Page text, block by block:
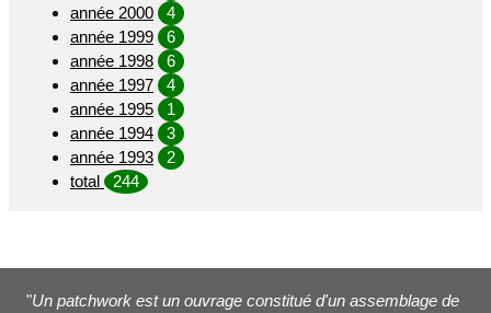
année 2000
4
année 1999
6
année 1998
6
année 1997
4
année 1995
1
année 1994
3
année 1993
2
total
244
"Un patchwork est un ouvrage constitué d'un assemblage de